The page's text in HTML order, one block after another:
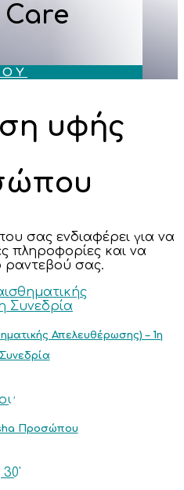
υφής
σας ενδιαφέρει για να
πληροφορίες και να
ραντεβού σας.
Απελευθέρωσης) – 1η
Συνεδρία
Προσώπου